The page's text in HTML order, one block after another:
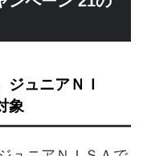
ジュニアＮＩ
象